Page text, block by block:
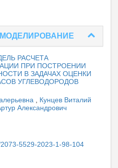
РАСЧЕТА
ПРИ ПОСТРОЕНИИ
В ЗАДАЧАХ ОЦЕНКИ
УГЛЕВОДОРОДОВ
Кунцев Виталий
Александрович
5529-2023-1-98-104